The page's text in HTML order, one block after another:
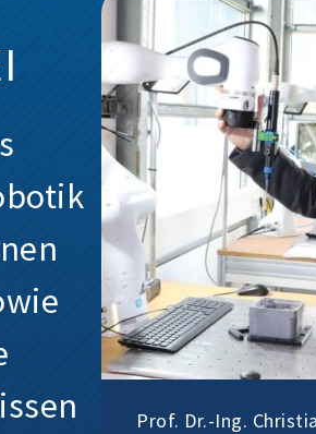
Prof. Dr.-Ing.